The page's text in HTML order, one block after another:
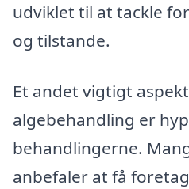
udviklet til at tackle
og tilstande.
Et andet vigtigt
algebehandling er
behandlingerne.
anbefaler at få